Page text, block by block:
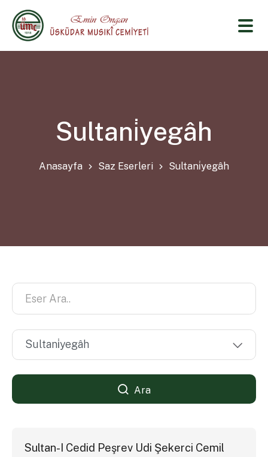
Sultani̇yegâh
Anasayfa Saz Eserleri Sultani̇yegâh
Ara
Sultan-I Cedid Peşrev Udi Şekerci Cemil